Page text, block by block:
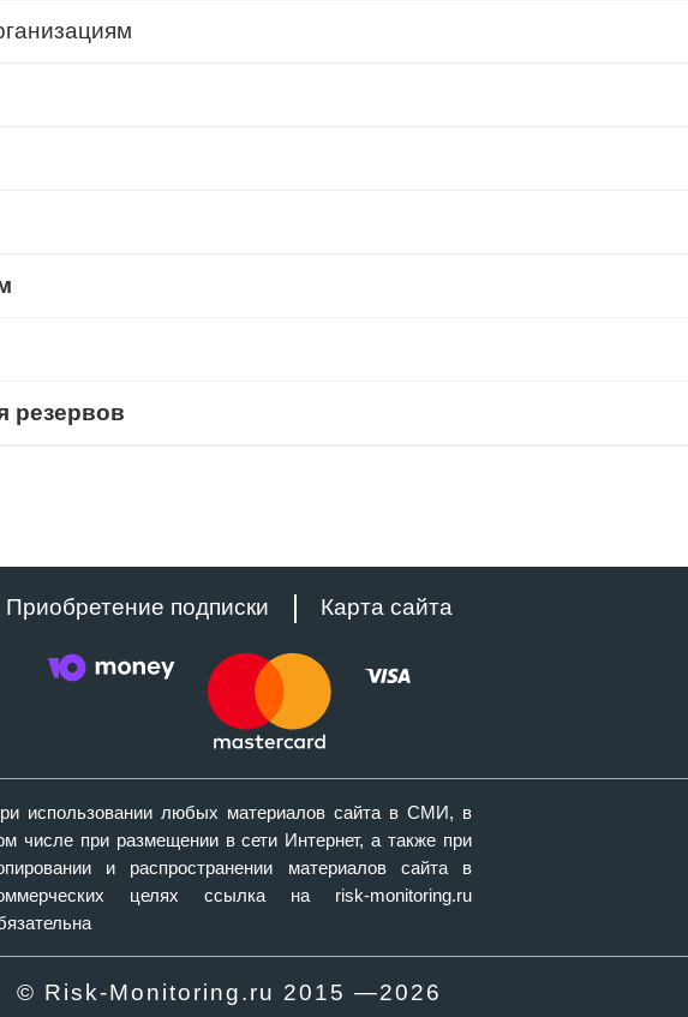
резервов
Приобретение подписки Карта сайта
использовании любых материалов сайта в СМИ, в
числе при размещении в сети Интернет, а также при
и распространении материалов сайта в
целях ссылка на risk-monitoring.ru
© Risk-Monitoring.ru 2015 —2026